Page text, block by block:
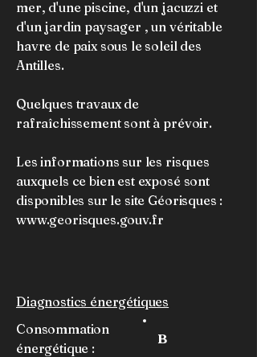
mer, d'une piscine, d'un jacuzzi et
d'un jardin paysager , un véritable
havre de paix sous le soleil des
Antilles.
Quelques travaux de
rafraîchissement sont à prévoir.
Les informations sur les risques
auxquels ce bien est exposé sont
disponibles sur le site Géorisques :
www.georisques.gouv.fr
Diagnostics énergétiques
Consommation
énergétique :
B